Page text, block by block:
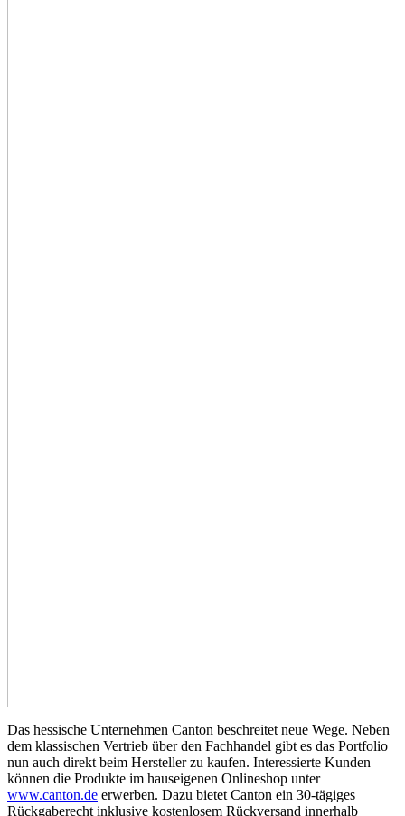
Das hessische Unternehmen Canton beschreitet neue Wege. Neben
dem klassischen Vertrieb über den Fachhandel gibt es das Portfolio
nun auch direkt beim Hersteller zu kaufen. Interessierte Kunden
können die Produkte im hauseigenen Onlineshop unter
www.canton.de erwerben. Dazu bietet Canton ein 30-tägiges
Rückgaberecht inklusive kostenlosem Rückversand innerhalb